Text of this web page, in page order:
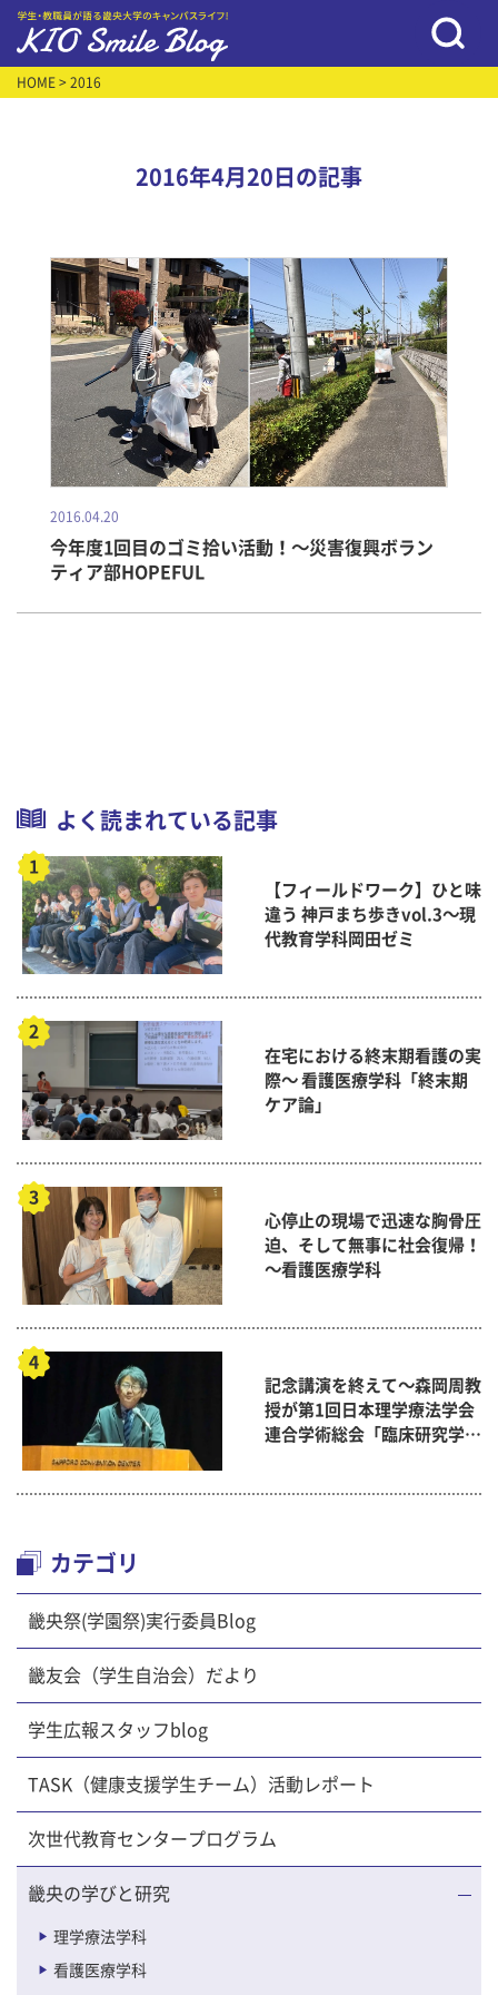
HOME > 2016
2016年4月20日の記事
2016.04.20
今年度1回目のゴミ拾い活動！～災害復興ボラン
ティア部HOPEFUL
よく読まれている記事
【フィールドワーク】ひと味
違う 神戸まち歩きvol.3～現
代教育学科岡田ゼミ
在宅における終末期看護の実
際～ 看護医療学科「終末期
ケア論」
心停止の現場で迅速な胸骨圧
迫、そして無事に社会復帰！
～看護医療学科
記念講演を終えて～森岡周教
授が第1回日本理学療法学会
連合学術総会「臨床研究学術
カテゴリ
畿央祭(学園祭)実行委員Blog
畿友会（学生自治会）だより
学生広報スタッフblog
TASK（健康支援学生チーム）活動レポート
次世代教育センタープログラム
畿央の学びと研究
理学療法学科
看護医療学科